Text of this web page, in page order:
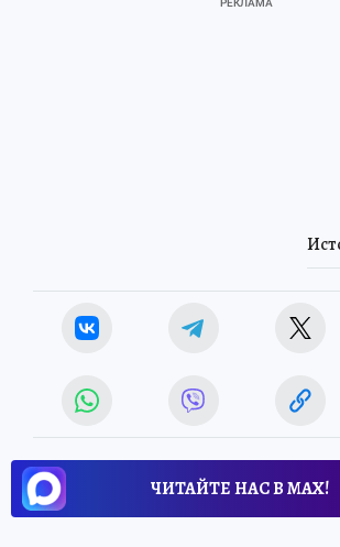
ЧИТАЙТЕ НАС В МАХ!